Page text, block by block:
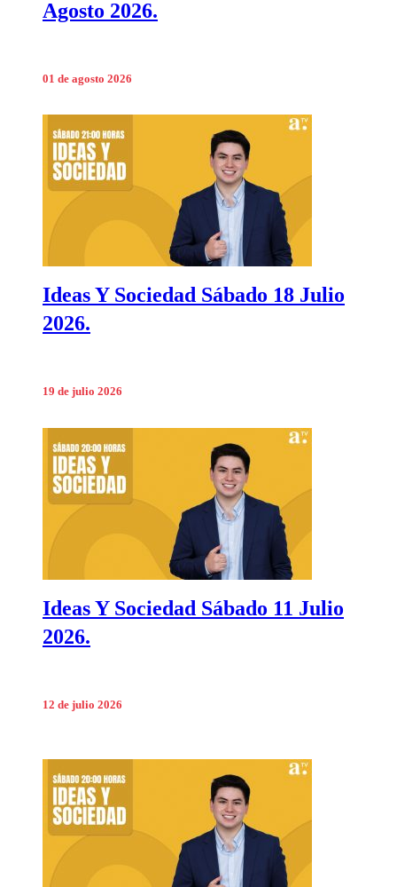
Agosto 2026.
01 de agosto 2026
Ideas Y Sociedad Sábado 18 Julio
2026.
19 de julio 2026
Ideas Y Sociedad Sábado 11 Julio
2026.
12 de julio 2026